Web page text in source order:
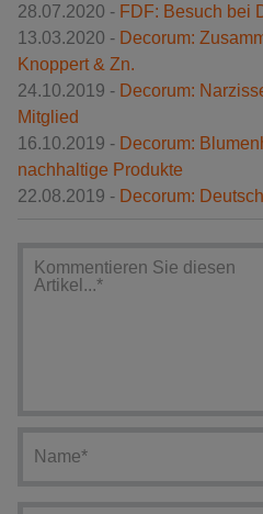
28.07.2020 - FDF: Besuch bei
13.03.2020 - Decorum:
Knoppert & Zn.
24.10.2019 - Decorum:
Mitglied
16.10.2019 - Decorum:
nachhaltige Produkte
22.08.2019 - Decorum: